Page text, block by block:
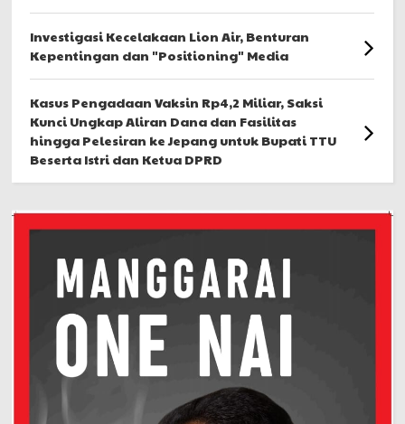
Investigasi Kecelakaan Lion Air, Benturan
Kepentingan dan "Positioning" Media
Kasus Pengadaan Vaksin Rp4,2 Miliar, Saksi
Kunci Ungkap Aliran Dana dan Fasilitas
hingga Pelesiran ke Jepang untuk Bupati TTU
Beserta Istri dan Ketua DPRD